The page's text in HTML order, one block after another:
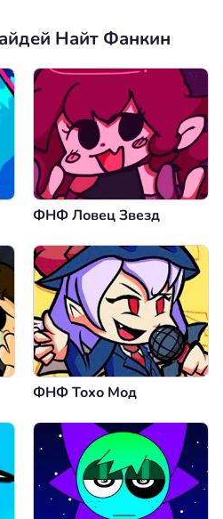
Найт Фанкин
ФНФ Ловец Звезд
ФНФ Тохо Мод